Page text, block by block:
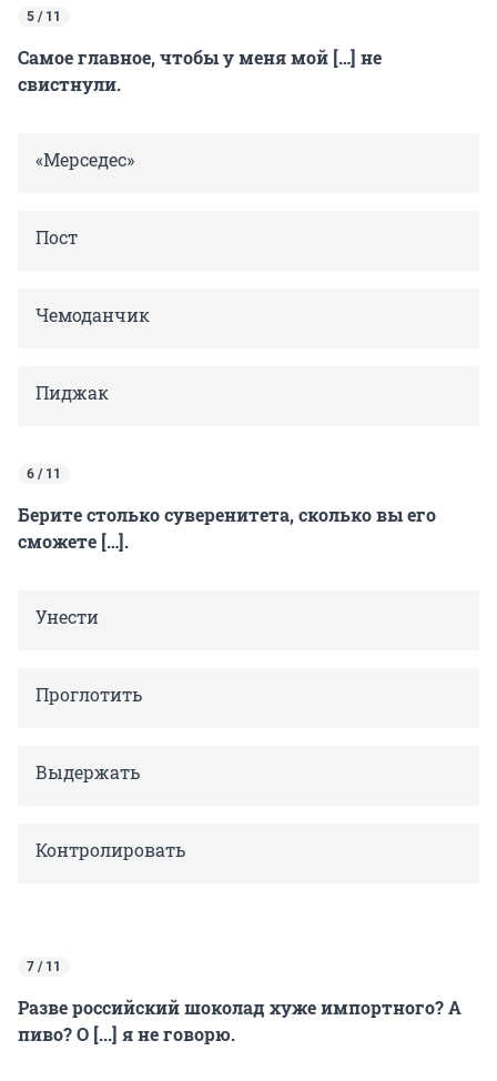
5 / 11
Самое главное, чтобы у меня мой […] не
свистнули.
«Мерседес»
Пост
Чемоданчик
Пиджак
6 / 11
Берите столько суверенитета, сколько вы его
сможете […].
Унести
Проглотить
Выдержать
Контролировать
7 / 11
Разве российский шоколад хуже импортного? А
пиво? О [...] я не говорю.